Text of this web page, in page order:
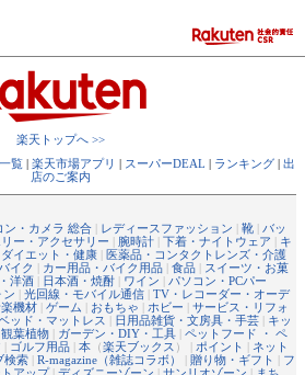
楽天トップへ >>
覧 | 楽天市場アプリ | スーパーDEAL | ランキング | 出
店のご案内
ン・カメラ 総合 | レディースファッション | 靴 | バッ
ー・アクセサリー | 腕時計 | 下着・ナイトウェア | キ
ダイエット・健康 | 医薬品・コンタクトレンズ・介護
イク | カー用品・バイク用品 | 食品 | スイーツ・お菓
洋酒 | 日本酒・焼酎 | ワイン | パソコン・PCパー
ン | 光回線・モバイル通信 | TV・レコーダー・オーデ
機材 | ゲーム | おもちゃ | ホビー | サービス・リフォ
ッド・マットレス | 日用品雑貨・文房具・手芸 | キッ
葉植物 | ガーデン・DIY・工具 | ペットフード ・ ペ
| ゴルフ用品 | 本 （楽天ブックス ） | ポイント | ネット
検索 | R-magazine（雑誌コラボ） | 贈り物・ギフト | フ